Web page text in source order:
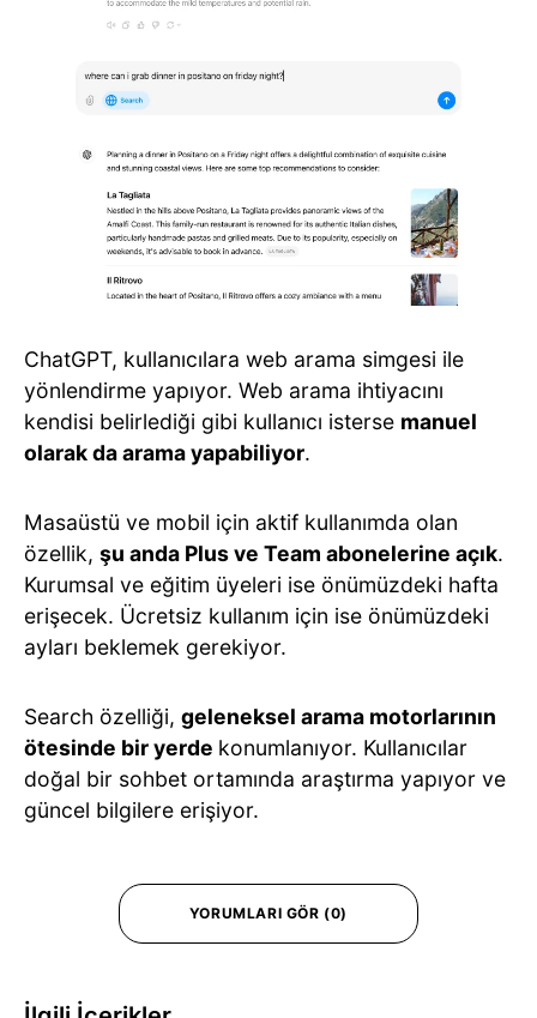
ChatGPT, kullanıcılara web arama simgesi ile
yönlendirme yapıyor. Web arama ihtiyacını
kendisi belirlediği gibi kullanıcı isterse manuel
olarak da arama yapabiliyor.
Masaüstü ve mobil için aktif kullanımda olan
özellik, şu anda Plus ve Team abonelerine açık.
Kurumsal ve eğitim üyeleri ise önümüzdeki hafta
erişecek. Ücretsiz kullanım için ise önümüzdeki
ayları beklemek gerekiyor.
Search özelliği, geleneksel arama motorlarının
ötesinde bir yerde konumlanıyor. Kullanıcılar
doğal bir sohbet ortamında araştırma yapıyor ve
güncel bilgilere erişiyor.
YORUMLARI GÖR (0)